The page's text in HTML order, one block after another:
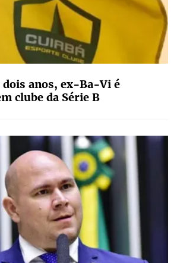
dois anos, ex-Ba-Vi é
clube da Série B